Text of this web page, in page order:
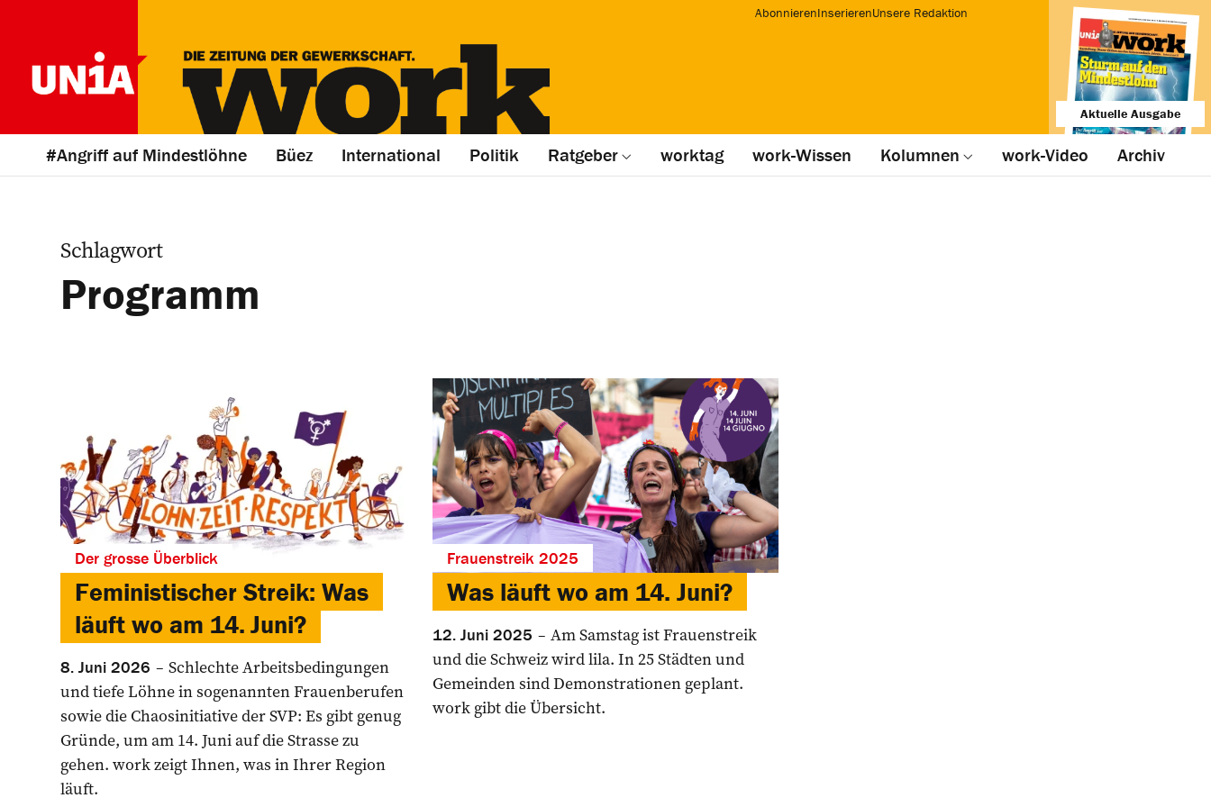
AbonnierenInserierenUnsere Redaktion
Aktuelle Ausgabe
#Angriff auf Mindestlöhne Büez International Politik Ratgeber worktag work-Wissen Kolumnen work-Video Archiv
Schlagwort
Programm
Der grosse Überblick
Feministischer Streik: Was
läuft wo am 14. Juni?
8. Juni 2026
Schlechte Arbeitsbedingungen
und tiefe Löhne in sogenannten Frauenberufen
sowie die Chaosinitiative der SVP: Es gibt genug
Gründe, um am 14. Juni auf die Strasse zu
gehen. work zeigt Ihnen, was in Ihrer Region
läuft.
Frauenstreik 2025
Was läuft wo am 14. Juni?
12. Juni 2025
Am Samstag ist Frauenstreik
und die Schweiz wird lila. In 25 Städten und
Gemeinden sind Demonstrationen geplant.
work gibt die Übersicht.